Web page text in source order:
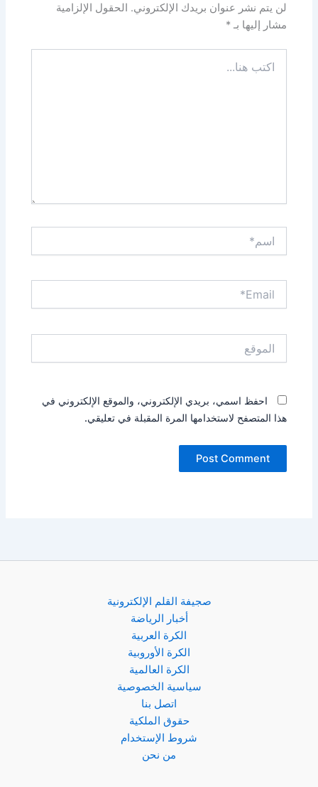
لن يتم نشر عنوان بريدك الإلكتروني. الحقول الإلزامية
مشار إليها بـ*
هنا...
احفظ اسمي، بريدي الإلكتروني، والموقع الإلكتروني في
هذا المتصفح لاستخدامها المرة المقبلة في تعليقي.
صجيفة القلم الإلكترونية
أخبار الرياضة
الكرة العربية
الكرة الأوروبية
الكرة العالمية
سياسية الخصوصية
اتصل بنا
حقوق الملكية
شروط الإستخدام
من نحن